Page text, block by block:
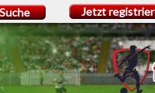
Suche Jetzt